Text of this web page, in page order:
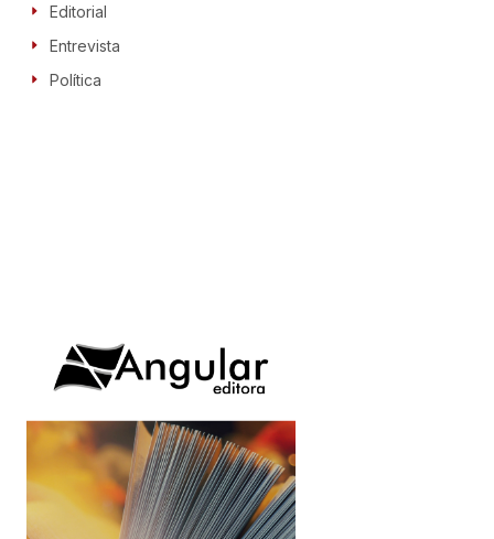
Editorial
Entrevista
Política